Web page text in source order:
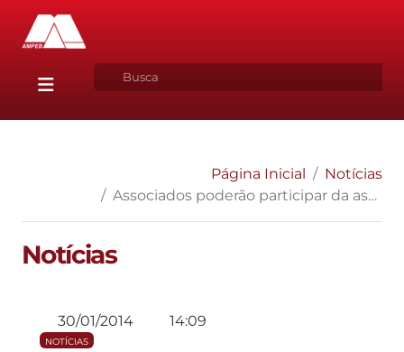
Página Inicial
Notícias
Associados poderão participar da assembleia através da Internet – saiba como
Notícias
30/01/2014 14:09
NOTÍCIAS